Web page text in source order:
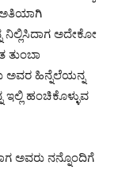
ಅತಿಯಾಗಿ
ನಿಲ್ಲಿಸಿದಾಗ ಅದೇಕೋ
ತುಂಬಾ
ಅವರ ಹಿನ್ನೆಲೆಯನ್ನ
ಹಂಚಿಕೊಳ್ಳುವ
ಅವರು ನನ್ನೊಂದಿಗೆ